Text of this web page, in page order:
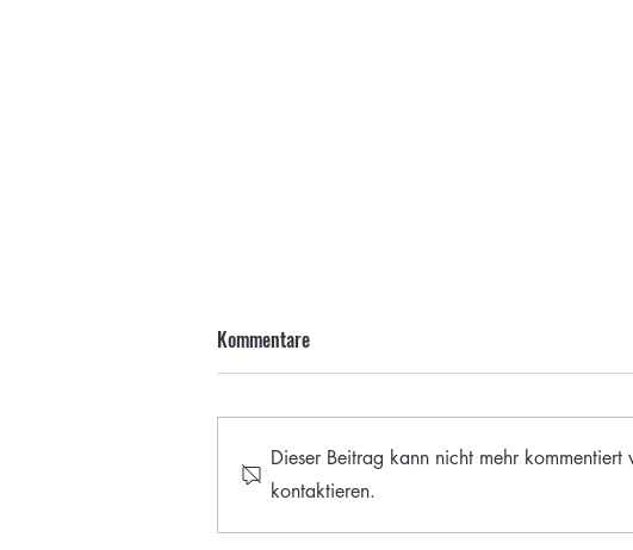
Edewechts Mühlen, Teil 4 - Die
Kommentare
Dieser Beitrag kann nicht mehr
kontaktieren.